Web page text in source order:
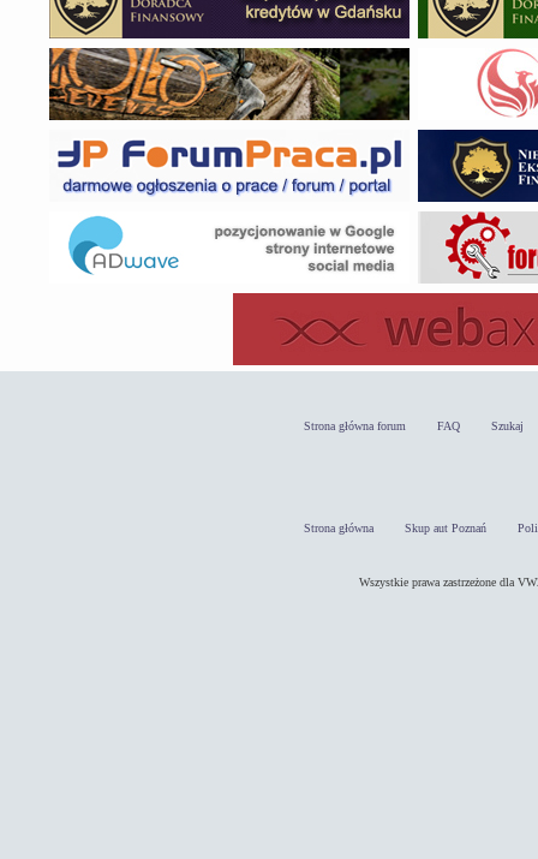
Strona główna forum FAQ Szukaj
Strona główna Skup aut Poznań
Wszystkie prawa zastrzeżone dla